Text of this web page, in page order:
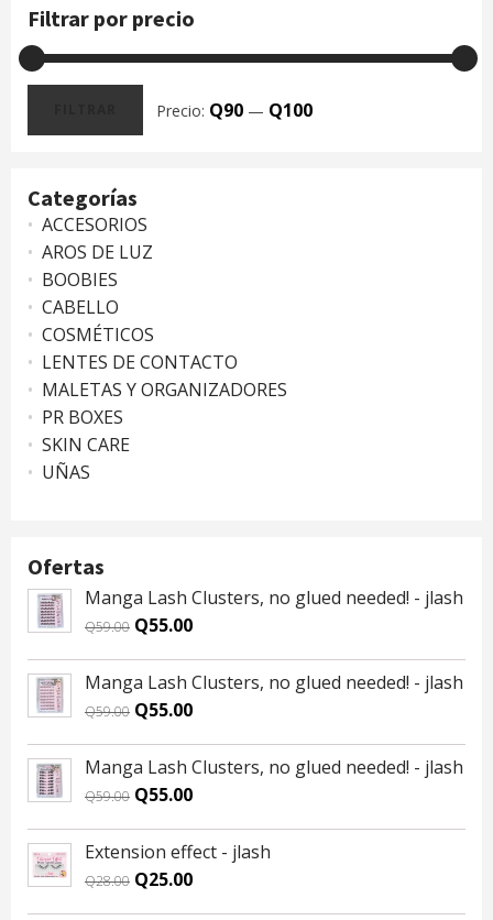
Filtrar por precio
Precio
Precio
Precio: Q90 — Q100
Categorías
ACCESORIOS
AROS DE LUZ
BOOBIES
CABELLO
COSMÉTICOS
LENTES DE CONTACTO
MALETAS Y ORGANIZADORES
PR BOXES
SKIN CARE
UÑAS
Ofertas
Manga Lash Clusters, no glued needed! - jlash
Q59.00 Original
was:
Q59.00.
Q55.00Current
is:
Q55.00.
Manga Lash Clusters, no glued needed! - jlash
Q59.00 Original
was:
Q59.00.
Q55.00Current
is:
Q55.00.
Manga Lash Clusters, no glued needed! - jlash
Q59.00 Original
was:
Q59.00.
Q55.00Current
is:
Q55.00.
Extension effect - jlash
Q28.00 Original
Q25.00Current